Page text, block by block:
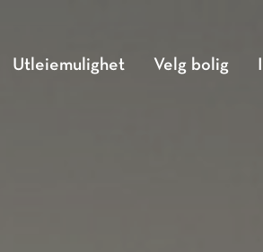
Utleiemulighet Velg bolig